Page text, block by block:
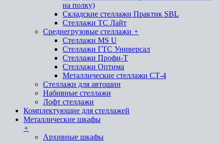
на полку)
Складские стеллажи Практик SBL
Стеллажи ТС Лайт
Среднегрузовые стеллажи +
Стеллажи MS U
Стеллажи ГТС Универсал
Стеллажи Профи-Т
Стеллажи Оптима
Металлические стеллажи СТ-4
Стеллажи для автошин
Набивные стеллажи
Лофт стеллажи
Комплектующие для стеллажей
Металлические шкафы
+
Архивные шкафы